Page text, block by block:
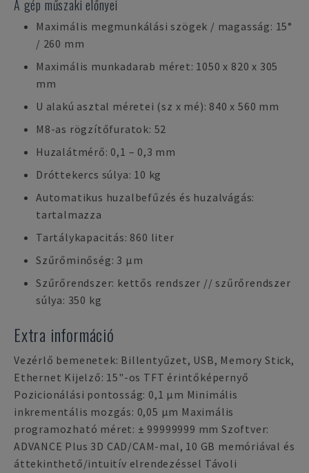
A gép műszaki előnyei
Maximális megmunkálási szögek / magasság: 15°
/ 260 mm
Maximális munkadarab méret: 1050 x 820 x 305
mm
U alakú asztal méretei (sz x mé): 840 x 560 mm
M8-as rögzítőfuratok: 52
Huzalátmérő: 0,1 – 0,3 mm
Dróttekercs súlya: 10 kg
Automatikus huzalbefűzés és huzalvágás:
tartalmazza
Tartálykapacitás: 860 liter
Szűrőminőség: 3 µm
Szűrőrendszer: kettős rendszer // szűrőrendszer
súlya: 350 kg
Extra információ
Vezérlő bemenetek: Billentyűzet, USB, Memory Stick,
Ethernet Kijelző: 15"-os TFT érintőképernyő
Pozicionálási pontosság: 0,1 µm Minimális
inkrementális mozgás: 0,05 µm Maximális
programozható méret: ± 99999999 mm Szoftver:
ADVANCE Plus 3D CAD/CAM-mal, 10 GB memóriával és
áttekinthető/intuitív elrendezéssel Távoli